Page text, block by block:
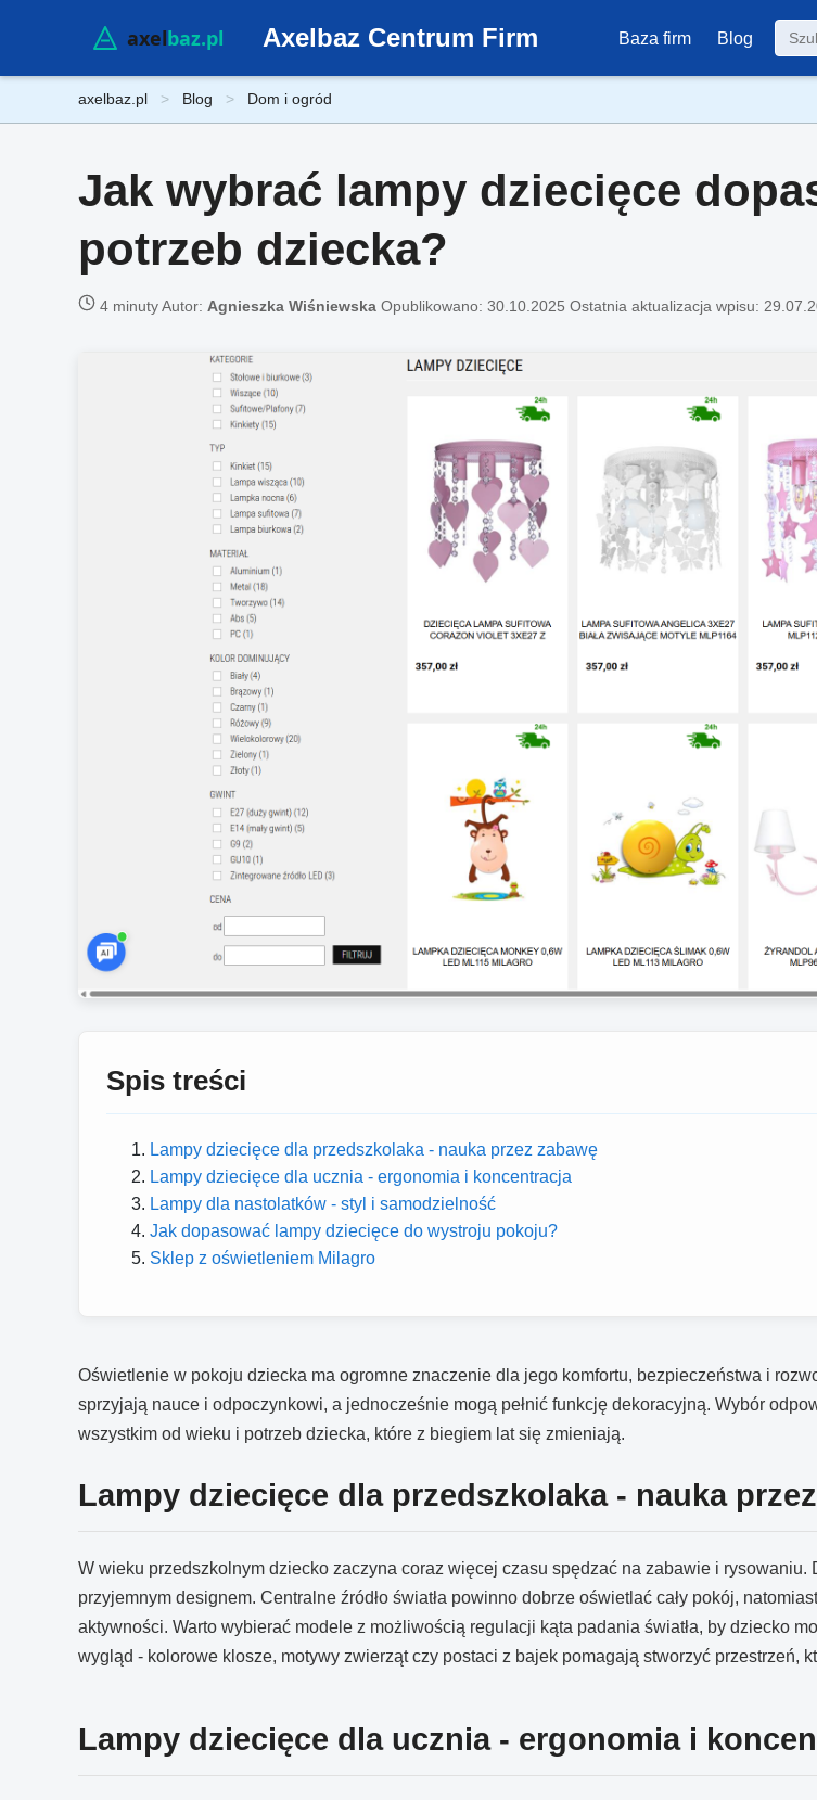
Axelbaz Centrum Firm Baza firm Blog
axelbaz.pl Blog Dom i ogród
Jak wybrać lampy dziecięce
potrzeb dziecka?
4 minutyAutor: Agnieszka Wiśniewska Opublikowano: 30.10.2025 Ostatnia aktualizacja wpisu:
Spis treści
Lampy dziecięce dla przedszkolaka - nauka przez zabawę
Lampy dziecięce dla ucznia - ergonomia i koncentracja
Lampy dla nastolatków - styl i samodzielność
Jak dopasować lampy dziecięce do wystroju pokoju?
Sklep z oświetleniem Milagro
Oświetlenie w pokoju dziecka ma ogromne znaczenie dla jego komfortu, bezpieczeństwa i
sprzyjają nauce i odpoczynkowi, a jednocześnie mogą pełnić funkcję dekoracyjną. Wybór
wszystkim od wieku i potrzeb dziecka, które z biegiem lat się zmieniają.
Lampy dziecięce dla przedszkolaka - nauka
W wieku przedszkolnym dziecko zaczyna coraz więcej czasu spędzać na zabawie i rysowaniu.
przyjemnym designem. Centralne źródło światła powinno dobrze oświetlać cały pokój,
aktywności. Warto wybierać modele z możliwością regulacji kąta padania światła, by dziecko
wygląd - kolorowe klosze, motywy zwierząt czy postaci z bajek pomagają stworzyć przestrzeń,
Lampy dziecięce dla ucznia - ergonomia i